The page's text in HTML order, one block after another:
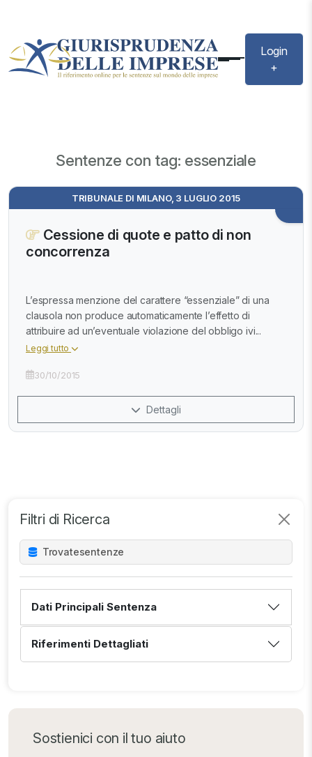
Login
+
Sentenze con tag: essenziale
Filtri di Ricerca
Trovatesentenze
Dati Principali Sentenza
Riferimenti Dettagliati
Sostienici con il tuo aiuto
TRIBUNALE DI MILANO, 3 LUGLIO 2015
Cessione di quote e patto di non
concorrenza
L’espressa menzione del carattere “essenziale” di una
clausola non produce automaticamente l’effetto di
attribuire ad un’eventuale violazione del obbligo ivi...
Leggi tutto
30/10/2015
Dettagli